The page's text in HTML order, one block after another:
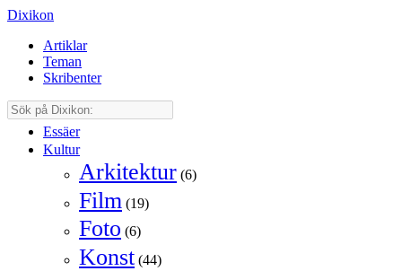
Dixikon
Artiklar
Teman
Skribenter
Essäer
Kultur
Arkitektur (6)
Film (19)
Foto (6)
Konst (44)